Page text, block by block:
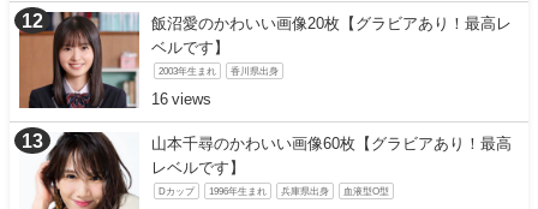
飯沼愛のかわいい画像20枚【グラビアあり！最高レ
ベルです】
2003年生まれ 香川県出身
16
山本千尋のかわいい画像60枚【グラビアあり！最高
レベルです】
Dカップ 1996年生まれ 兵庫県出身 血液型O型